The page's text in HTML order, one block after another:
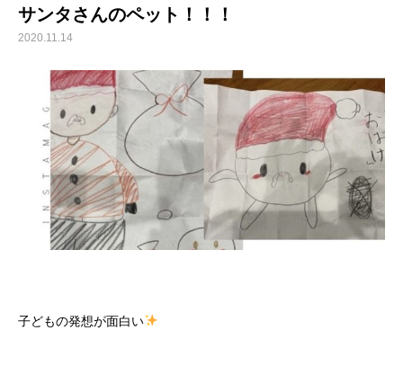
サンタさんのペット！！！
2020.11.14
子どもの発想が面白い